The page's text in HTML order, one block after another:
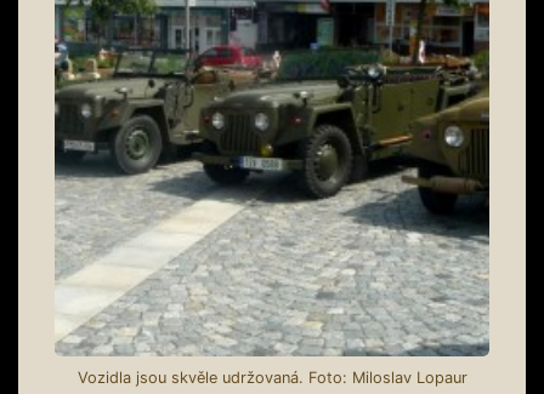
Vozidla jsou skvěle udržovaná. Foto: Miloslav Lopaur